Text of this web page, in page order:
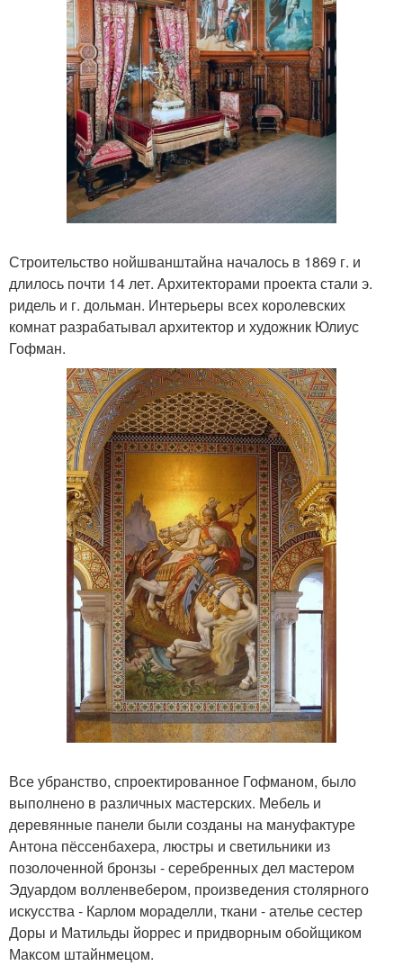
Строительство нойшванштайна началось в 1869 г. и
длилось почти 14 лет. Архитекторами проекта стали э.
ридель и г. дольман. Интерьеры всех королевских
комнат разрабатывал архитектор и художник Юлиус
Гофман.
Все убранство, спроектированное Гофманом, было
выполнено в различных мастерских. Мебель и
деревянные панели были созданы на мануфактуре
Антона пёссенбахера, люстры и светильники из
позолоченной бронзы - серебренных дел мастером
Эдуардом волленвебером, произведения столярного
искусства - Карлом мораделли, ткани - ателье сестер
Доры и Матильды йоррес и придворным обойщиком
Максом штайнмецом.